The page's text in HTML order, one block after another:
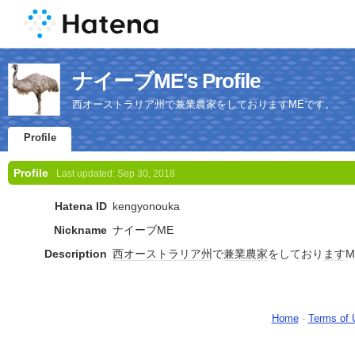
ナイーブME's Profile
西オーストラリア州で兼業農家をしておりますMEです。
Profile
Profile Last updated: Sep 30, 2018
Hatena ID kengyonouka
Nickname ナイーブME
Description 西オーストラリア州 で兼業農家をしており ます
Home- Terms of